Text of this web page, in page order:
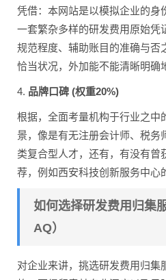
凭借：本网站是以模拟企业的身
一套繁杂多样的研发费用原始凭
规范程度、辅助账目的准确与否
恰当状况，外加能不能清晰明确
4. 品牌口碑 (权重20%)
根据，全面考量机构于行业之中
景，像是有无注册会计师、税务
类复合型人才，还有，有没有曾
荐，例如西安科技创新服务中心
如何选择研发费用归集
AQ）
对企业来讲，挑选研发费用归集